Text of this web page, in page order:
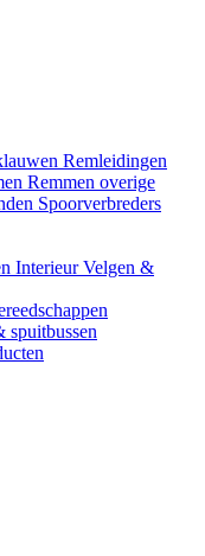
Remleidingen
Remmen overige
Spoorverbreders
InterieurVelgen &
spuitbussen